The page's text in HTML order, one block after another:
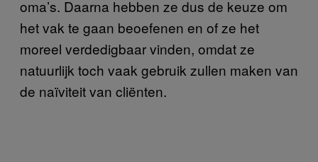
oma’s. Daarna hebben ze dus de keuze om
het vak te gaan beoefenen en of ze het
moreel verdedigbaar vinden, omdat ze
natuurlijk toch vaak gebruik zullen maken van
de naïviteit van cliënten.